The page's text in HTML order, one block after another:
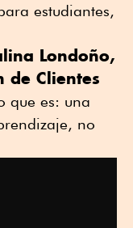
estudiantes,
Londoño,
de Clientes
que es: una
no